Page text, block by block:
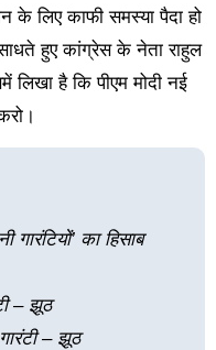
लिए काफी समस्या पैदा हो
हुए कांग्रेस के नेता राहुल
लिखा है कि पीएम मोदी नई
गारंटियों’ का हिसाब
– झूठ
– झूठ